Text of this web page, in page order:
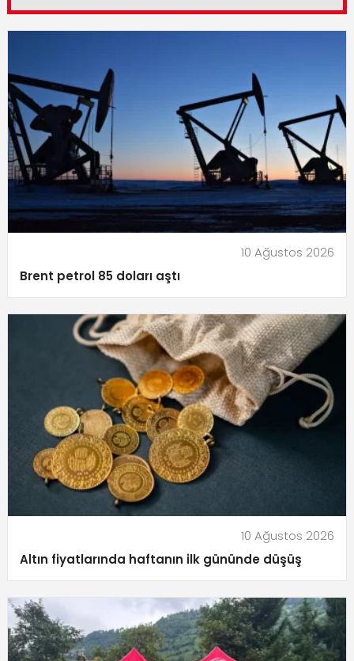
10 Ağustos 2026
Brent petrol 85 doları aştı
10 Ağustos 2026
Altın fiyatlarında haftanın ilk gününde düşüş